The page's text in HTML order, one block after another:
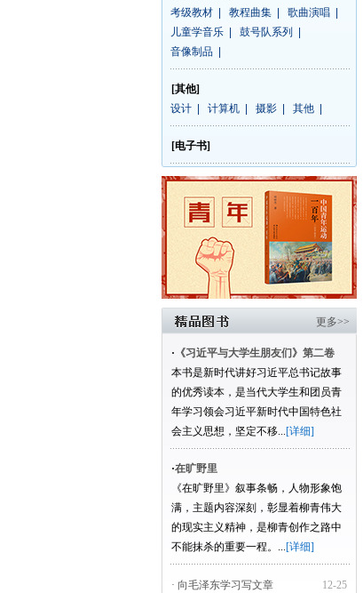
考级教材
教程曲集 歌曲演唱
儿童学音乐
鼓号队系列
音像制品
[其他]
设计
计算机 摄影 其他
[电子书]
更多>>
· 《习近平与大学生朋友们》第二卷
本书是新时代讲好习近平总书记故事
的优秀读本，是当代大学生和团员青
年学习领会习近平新时代中国特色社
会主义思想，坚定不移...[详细]
·在旷野里
《在旷野里》叙事条畅，人物形象饱
满，主题内容深刻，彰显着柳青伟大
的现实主义精神，是柳青创作之路中
不能抹杀的重要一程。...[详细]
12-25
· 向毛泽东学习写文章